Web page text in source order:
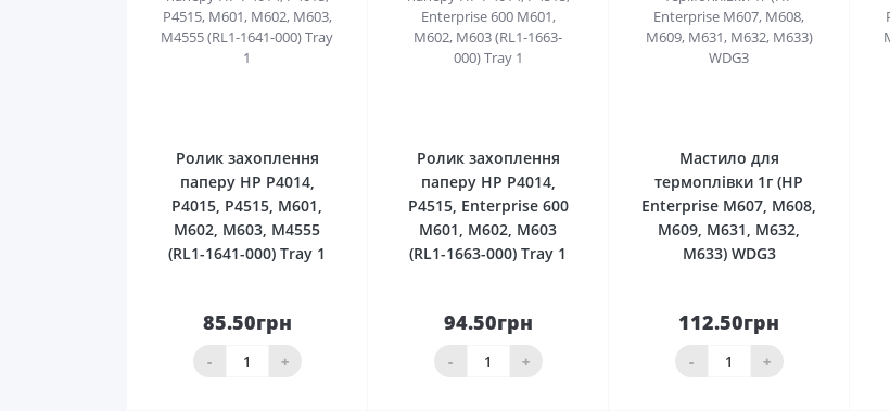
Ролик захоплення
паперу HP P4014,
P4015, P4515, M601,
M602, M603, M4555
(RL1-1641-000) Tray 1
85.50грн
- +
До кошика
Ролик захоплення
паперу HP P4014,
P4515, Enterprise 600
M601, M602, M603
(RL1-1663-000) Tray 1
94.50грн
- +
До кошика
Мастило для
термоплівки 1г (HP
Enterprise M607, M608,
M609, M631, M632,
M633) WDG3
112.50грн
- +
До кошика